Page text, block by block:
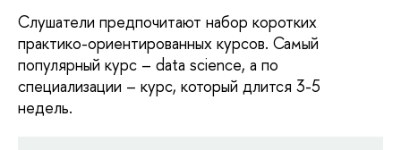
Слушатели предпочитают набор коротких
практико-ориентированных курсов. Самый
популярный курс – data science, а по
специализации – курс, который длится 3-5
недель.